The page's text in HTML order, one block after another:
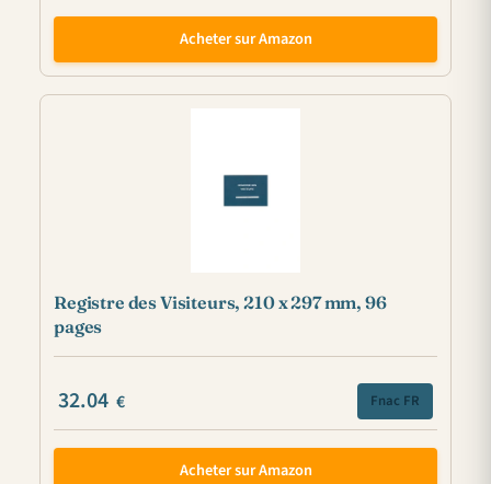
Acheter sur Amazon
Registre des Visiteurs, 210 x 297 mm, 96
pages
32.04 € Fnac FR
Acheter sur Amazon